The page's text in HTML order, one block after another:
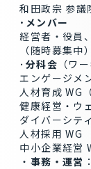
和田政宗 参議
･メンバー
経営者・役員
（随時募集中）
･ 分科会 （ワ
エンゲージメ
人材育成 WG
健康経営・ウ
ダイバーシテ
人材採用 WG
中小企業経営
・ 事務 ・運営